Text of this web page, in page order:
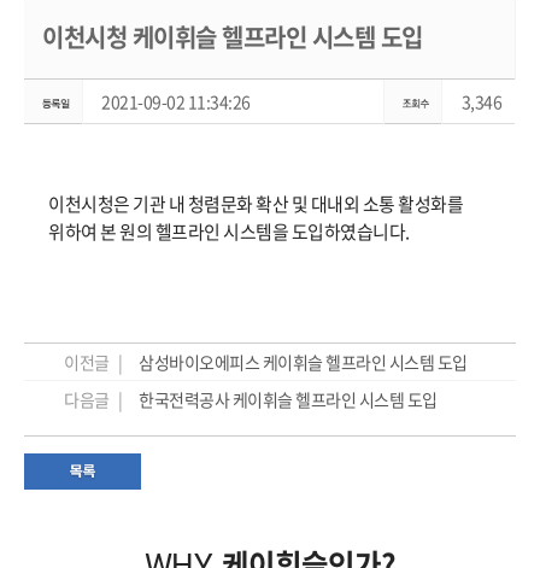
이천시청 케이휘슬 헬프라인 시스템 도입
2021-09-02 11:34:26 3,346
이천시청은 기관 내 청렴문화 확산 및 대내외 소통 활성화를
위하여 본 원의 헬프라인 시스템을 도입하였습니다.
이전글 |
삼성바이오에피스 케이휘슬 헬프라인 시스템 도입
다음글 |
한국전력공사 케이휘슬 헬프라인 시스템 도입